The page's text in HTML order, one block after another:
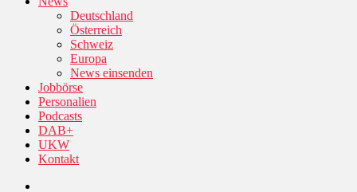
Deutschland
Österreich
Schweiz
Europa
News einsenden
Jobbörse
Personalien
Podcasts
DAB+
UKW
Kontakt